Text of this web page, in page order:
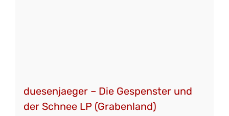
duesenjaeger – Die Gespenster und
der Schnee LP (Grabenland)